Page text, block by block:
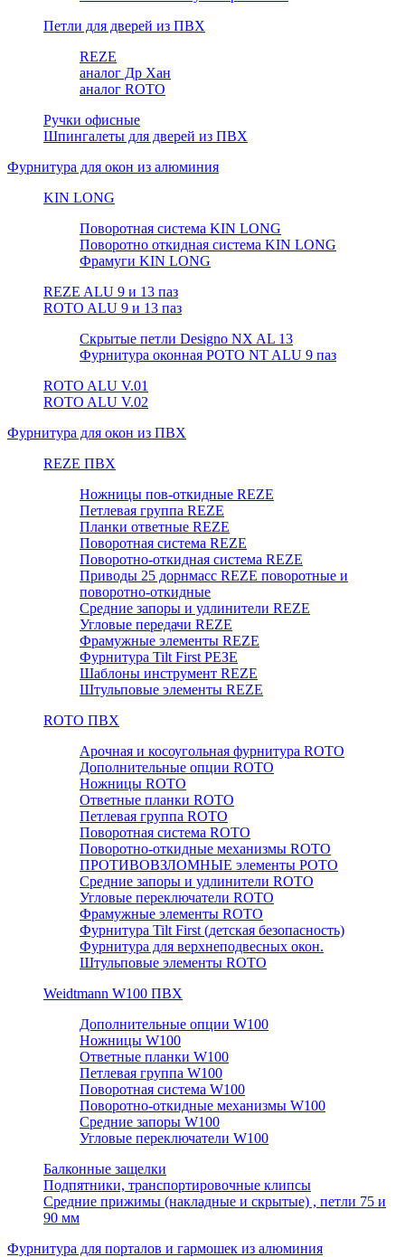
Петли для дверей из ПВХ
REZE
аналог Др Хан
аналог ROTO
Ручки офисные
Шпингалеты для дверей из ПВХ
Фурнитура для окон из алюминия
KIN LONG
Поворотная система KIN LONG
Поворотно откидная система KIN LONG
Фрамуги KIN LONG
REZE ALU 9 и 13 паз
ROTO ALU 9 и 13 паз
Скрытые петли Designo NX AL 13
Фурнитура оконная РОТО NT ALU 9 паз
ROTO ALU V.01
ROTO ALU V.02
Фурнитура для окон из ПВХ
REZE ПВХ
Ножницы пов-откидные REZE
Петлевая группа REZE
Планки ответные REZE
Поворотная система REZE
Поворотно-откидная система REZE
Приводы 25 дорнмасс REZE поворотные и
поворотно-откидные
Средние запоры и удлинители REZE
Угловые передачи REZE
Фрамужные элементы REZE
Фурнитура Tilt First РЕЗЕ
Шаблоны инструмент REZE
Штульповые элементы REZE
RОTO ПВХ
Арочная и косоугольная фурнитура ROTO
Дополнительные опции ROTO
Ножницы ROTO
Ответные планки ROTO
Петлевая группа ROTO
Поворотная система ROTO
Поворотно-откидные механизмы ROTO
ПРОТИВОВЗЛОМНЫЕ элементы РОТО
Средние запоры и удлинители ROTO
Угловые переключатели ROTO
Фрамужные элементы ROTO
Фурнитура Tilt First (детская безопасность)
Фурнитура для верхнеподвесных окон.
Штульповые элементы ROTO
Weidtmann W100 ПВХ
Дополнительные опции W100
Ножницы W100
Ответные планки W100
Петлевая группа W100
Поворотная система W100
Поворотно-откидные механизмы W100
Средние запоры W100
Угловые переключатели W100
Балконные защелки
Подпятники, транспортировочные клипсы
Средние прижимы (накладные и скрытые) , петли 75 и
90 мм
Фурнитура для порталов и гармошек из алюминия